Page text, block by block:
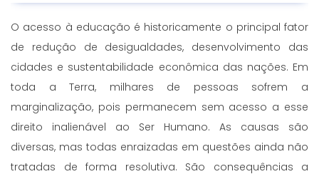
O acesso à educação é historicamente o principal fator
de redução de desigualdades, desenvolvimento das
cidades e sustentabilidade econômica das nações. Em
toda a Terra, milhares de pessoas sofrem a
marginalização, pois permanecem sem acesso a esse
direito inalienável ao Ser Humano. As causas são
diversas, mas todas enraizadas em questões ainda não
tratadas de forma resolutiva. São consequências a